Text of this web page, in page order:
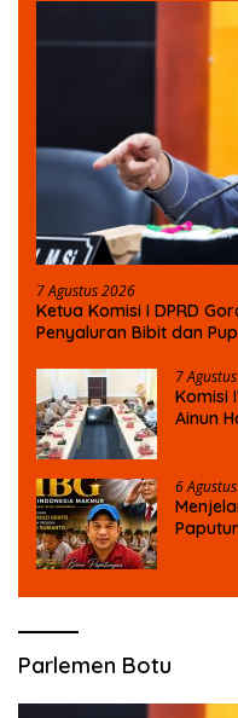
7 Agustus 2026
Ketua Komisi I DPRD
Penyaluran Bibit dan
7
Komisi
Ainun
6
Parlemen Botu